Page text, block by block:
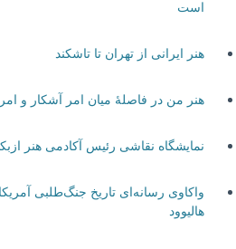
است
هنر ایرانی از تهران تا تاشکند
هنر من در فاصلۀ میان امر آشکار و امر
نمایشگاه نقاشی رئیس آکادمی هنر
واکاوی رسانه‌ای تاریخ جنگ‌طلبی آمریکا؛
هالیوود